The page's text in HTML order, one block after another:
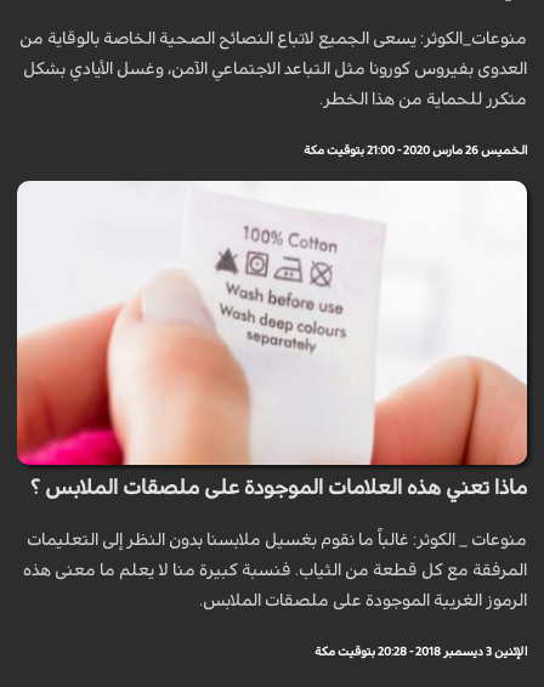
منوعات_الكوثر: يسعى الجميع لاتباع النصائح الصحية الخاصة بالوقاية من
العدوى بفيروس كورونا مثل التباعد الاجتماعي الآمن، وغسل الأيادي بشكل
متكرر للحماية من هذا الخطر.
الخميس 26 مارس 2020 - 21:00 بتوقيت مكة
ماذا تعني هذه العلامات الموجودة على ملصقات الملابس ؟
منوعات _ الكوثر: غالباً ما نقوم بغسيل ملابسنا بدون النظر إلى التعليمات
المرفقة مع كل قطعة من الثياب. فنسبة كبيرة منا لا يعلم ما معنى هذه
الرموز الغريبة الموجودة على ملصقات الملابس.
الإثنين 3 ديسمبر 2018 - 20:28 بتوقيت مكة